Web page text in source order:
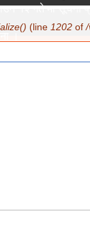
१२ गते मा सूचना
।
(line 1202 of